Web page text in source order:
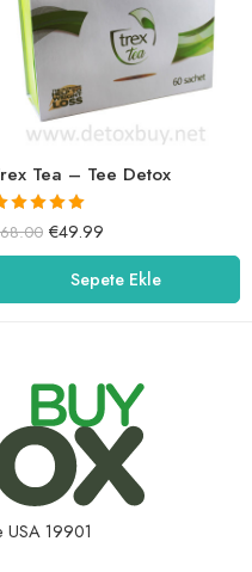
Tea – Tee Detox
üzerinden
oy aldı
68.00 €49.99
Sepete Ekle
19901